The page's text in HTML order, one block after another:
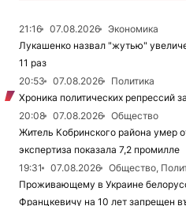
21:16 07.08.2026
Экономика
Лукашенко назвал "жутью"
11 раз
20:53
07.08.2026
Политика
Хроника политических репрессий
20:08
07.08.2026
Общество
Житель Кобринского района умер
экспертиза показала 7,2 промилле
19:31
07.08.2026
Общество,
Проживающему в Украине
Францкевичу на 10 лет запрещен